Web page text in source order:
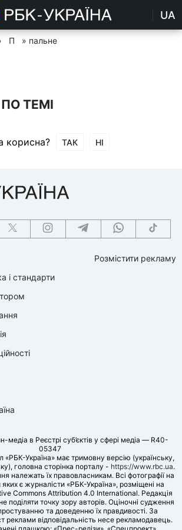
UA
П » пальне
ТЕМІ
корисна? ТАК НІ
і стандарти
Розмістити рекламу
медіа в Реєстрі суб’єктів у сфері медіа — R40-
05347
«РБК-Україна» має тримовну версію (українську,
головна сторінка порталу - https://www.rbc.ua.
належать їх правовласникам. Всі фотографії на
є журналісти «РБК-Україна», розміщені на
Commons Attribution 4.0 International. Редакція
поділяти точку зору авторів. Оціночні судження
та доведенню їх правдивості. За
реклами відповідальність несе рекламодавець.